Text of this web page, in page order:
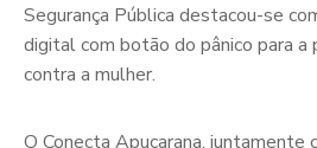
Segurança Pública destacou-se
digital com botão do pânico para a
contra a mulher.
O Conecta Apucarana, juntamente